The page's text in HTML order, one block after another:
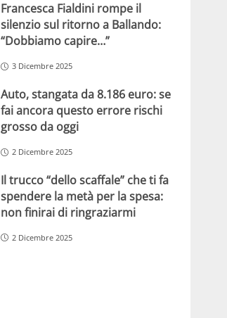
Francesca Fialdini rompe il
silenzio sul ritorno a Ballando:
“Dobbiamo capire…”
3 Dicembre 2025
Auto, stangata da 8.186 euro: se
fai ancora questo errore rischi
grosso da oggi
2 Dicembre 2025
Il trucco “dello scaffale” che ti fa
spendere la metà per la spesa:
non finirai di ringraziarmi
2 Dicembre 2025